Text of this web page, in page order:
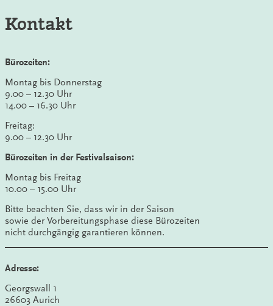
Kontakt
Bürozeiten:
Montag bis Donnerstag
9.00 – 12.30 Uhr
14.00 – 16.30 Uhr
Freitag:
9.00 – 12.30 Uhr
Bürozeiten in der Festivalsaison:
Montag bis Freitag
10.00 – 15.00 Uhr
Bitte beachten Sie, dass wir in der Saison
sowie der Vorbereitungsphase diese Bürozeiten
nicht durchgängig garantieren können.
Adresse:
Georgswall 1
26603 Aurich